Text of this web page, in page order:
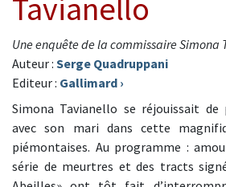
Tavianello
Une enquête de la commissaire Simona
Auteur : Serge Quadruppani
Editeur : Gallimard ›
Simona Tavianello se réjouissait de
avec son mari dans cette
piémontaises. Au programme :
série de meurtres et des tracts